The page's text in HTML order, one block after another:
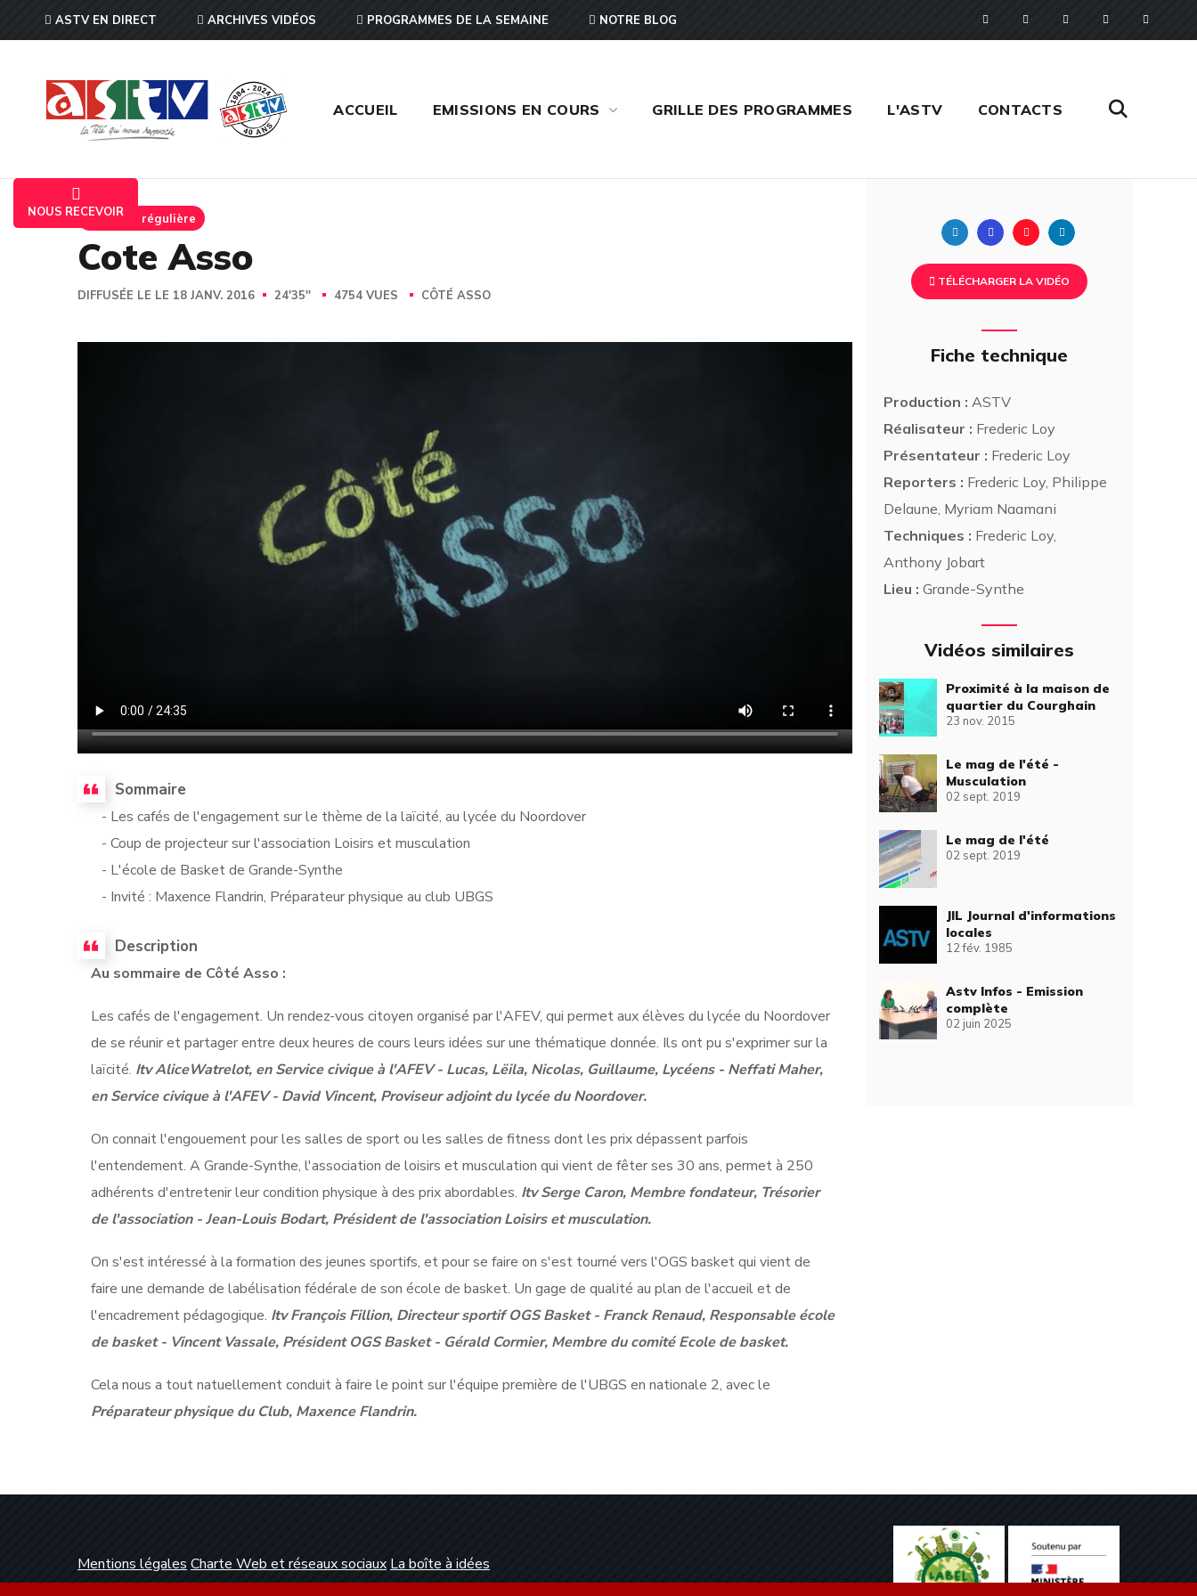
ASTV EN DIRECT ARCHIVES VIDÉOS PROGRAMMES DE LA SEMAINE NOTRE BLOG
ACCUEIL EMISSIONS EN COURS GRILLE DES PROGRAMMES L'ASTV CONTACTS
NOUS RECEVOIREmission régulière
Cote Asso
DIFFUSÉE LE LE 18 JANV. 2016 24'35'' 4754 VUES CÔTÉ ASSO
Sommaire
- Les cafés de l'engagement sur le thème de la laïcité, au lycée du Noordover
- Coup de projecteur sur l'association Loisirs et musculation
- L'école de Basket de Grande-Synthe
- Invité : Maxence Flandrin, Préparateur physique au club UBGS
Description
Au sommaire de Côté Asso :
Les cafés de l'engagement. Un rendez-vous citoyen organisé par l'AFEV, qui permet aux élèves du lycée du Noordover
de se réunir et partager entre deux heures de cours leurs idées sur une thématique donnée. Ils ont pu s'exprimer sur la
laïcité. Itv AliceWatrelot, en Service civique à l'AFEV - Lucas, Lëila, Nicolas, Guillaume, Lycéens - Neffati Maher,
en Service civique à l'AFEV - David Vincent, Proviseur adjoint du lycée du Noordover.
On connait l'engouement pour les salles de sport ou les salles de fitness dont les prix dépassent parfois
l'entendement. A Grande-Synthe, l'association de loisirs et musculation qui vient de fêter ses 30 ans, permet à 250
adhérents d'entretenir leur condition physique à des prix abordables. Itv Serge Caron, Membre fondateur, Trésorier
de l'association - Jean-Louis Bodart, Président de l'association Loisirs et musculation.
On s'est intéressé à la formation des jeunes sportifs, et pour se faire on s'est tourné vers l'OGS basket qui vient de
faire une demande de labélisation fédérale de son école de basket. Un gage de qualité au plan de l'accueil et de
l'encadrement pédagogique. Itv François Fillion, Directeur sportif OGS Basket - Franck Renaud, Responsable école
de basket - Vincent Vassale, Président OGS Basket - Gérald Cormier, Membre du comité Ecole de basket.
Cela nous a tout natuellement conduit à faire le point sur l'équipe première de l'UBGS en nationale 2, avec le
Préparateur physique du Club, Maxence Flandrin.
Twitter FacebookPinterest
TÉLÉCHARGER LA VIDÉO
Fiche technique
Production : ASTV
Réalisateur : Frederic Loy
Présentateur : Frederic Loy
Reporters : Frederic Loy, Philippe
Delaune, Myriam Naamani
Techniques : Frederic Loy,
Anthony Jobart
Lieu : Grande-Synthe
Vidéos similaires
Proximité à la maison de
quartier du Courghain
23 nov. 2015
Le mag de l'été -
Musculation
02 sept. 2019
Le mag de l'été
02 sept. 2019
JIL Journal d'informations
locales
12 fév. 1985
Astv Infos - Emission
complète
02 juin 2025
Mentions légales Charte Web et réseaux sociaux La boîte à idées